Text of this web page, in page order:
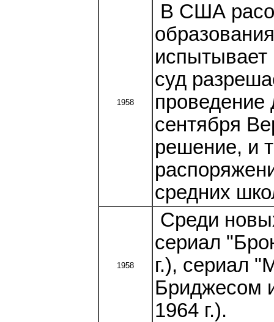
1958
В США
испытывает
суд
проведение
сентября
решение, и
средних
1958
Среди
сериал
г.), сериал
Бриджесом
1964 г.).